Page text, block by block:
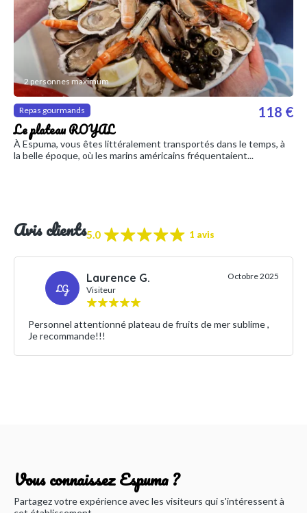
2 personnes maximum
Repas gourmands
Le plateau ROYAL
118 €
À Espuma, vous êtes littéralement transportés dans le temps, à
la belle époque, où les marins américains fréquentaient...
Avis clients5.0 1 avis
LG
Laurence G.
Visiteur
Octobre 2025
Personnel attentionné plateau de fruits de mer sublime ,
Je recommande!!!
Vous connaissez Espuma ?
Partagez votre expérience avec les visiteurs qui s'intéressent à